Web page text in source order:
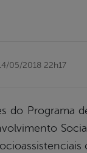
05/2018 22h17
do Programa